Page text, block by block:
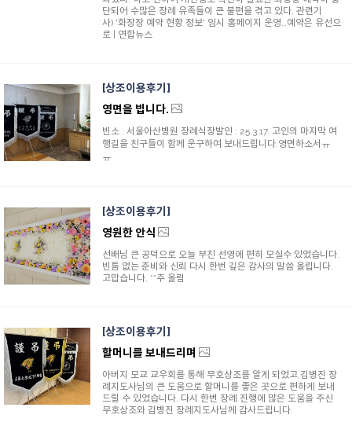
단되어 수많은 장례 유족들이 큰 불편을 겪고 있다. 관련기
사) '화장장 예약 현황 정보' 임시 홈페이지 운영…예약은 유선으
로 | 연합뉴스
상조이용후기
영면을 빕니다.
빈소 : 서울아산병원 장례식장발인 : 25.3.17. 고인의 마지막 여
행길을 친구들이 함께 운구하여 보내드립니다.영면하소서ㅠ
ㅠ
상조이용후기
영원한 안식
선배님 큰 공덕으로 오늘 부친 선영에 편히 모실수 있었습니다.
빈틈 없는 준비와 신뢰 다시 한번 깊은 감사의 말씀 올립니다.
고맙습니다. **주 올림
상조이용후기
할머니를 보내드리며
아버지 모교 교우회를 통해 무호상조를 알게 되었고,김병진 장
례지도사님의 큰 도움으로 할머니를 좋은 곳으로 편하게 보내
드릴 수 있었습니다. 다시 한번 장례 진행에 많은 도움을 주신
무호상조와 김병진 장례지도사님께 감사드립니다.